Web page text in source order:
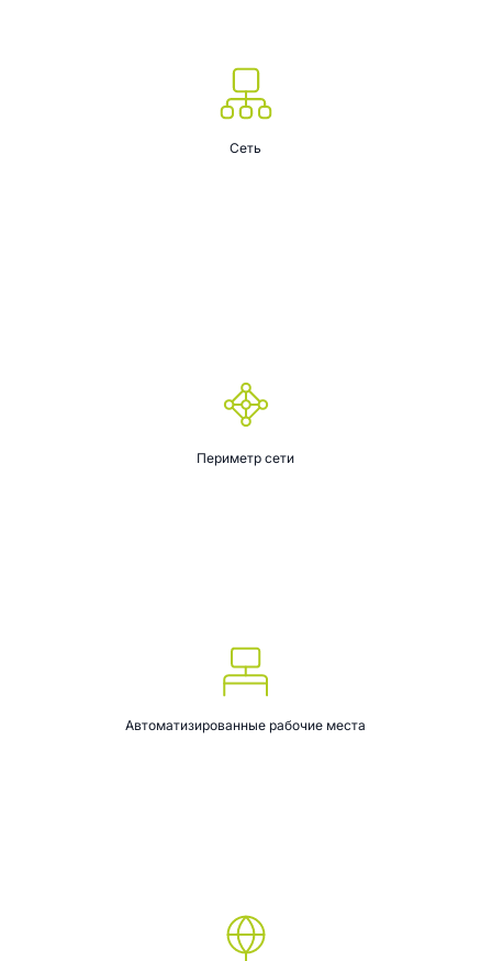
Сеть
Периметр сети
Автоматизированные рабочие места